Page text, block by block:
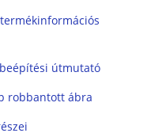
termékinformációs
beépítési útmutató
robbantott ábra